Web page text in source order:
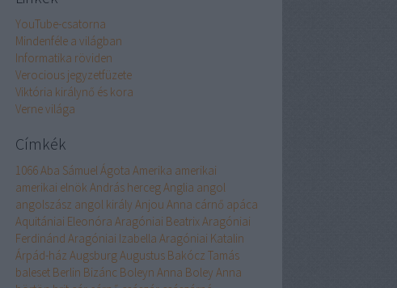
YouTube-csatorna
Mindenféle a világban
Informatika röviden
Verocious jegyzetfüzete
Viktória királynő és kora
Verne világa
Címkék
1066Aba SámuelÁgota Amerika amerikai
amerikai elnök András hercegAnglia angol
angolszász angol király Anjou Anna cárnő apáca
Aquitániai Eleonóra Aragóniai BeatrixAragóniai
Ferdinánd Aragóniai Izabella Aragóniai Katalin
Árpád-ház AugsburgAugustus Bakócz Tamás
baleset Berlin Bizánc Boleyn Anna Boley Anna